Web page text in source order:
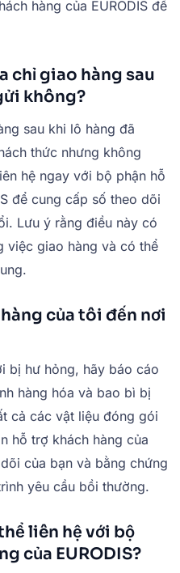
hàng của EURODIS để
chỉ giao hàng sau
không?
sau khi lô hàng đã
thức nhưng không
hệ ngay với bộ phận hỗ
để cung cấp số theo dõi
Lưu ý rằng điều này có
việc giao hàng và có thể
của tôi đến nơi
bị hư hỏng, hãy báo cáo
hàng hóa và bao bì bị
cả các vật liệu đóng gói
hỗ trợ khách hàng của
của bạn và bằng chứng
yêu cầu bồi thường.
liên hệ với bộ
của EURODIS?